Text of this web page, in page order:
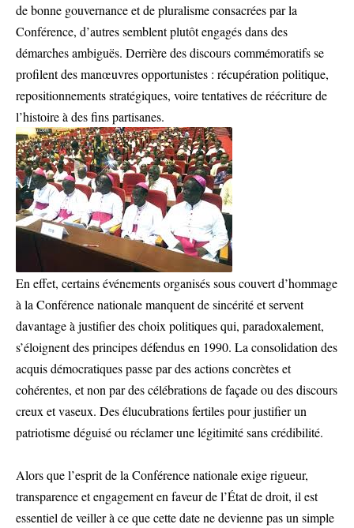
de bonne gouvernance et de pluralisme consacrées par la
Conférence, d’autres semblent plutôt engagés dans des
démarches ambiguës. Derrière des discours commémoratifs se
profilent des manœuvres opportunistes : récupération politique,
repositionnements stratégiques, voire tentatives de réécriture de
l’histoire à des fins partisanes.
En effet, certains événements organisés sous couvert d’hommage
à la Conférence nationale manquent de sincérité et servent
davantage à justifier des choix politiques qui, paradoxalement,
s’éloignent des principes défendus en 1990. La consolidation des
acquis démocratiques passe par des actions concrètes et
cohérentes, et non par des célébrations de façade ou des discours
creux et vaseux. Des élucubrations fertiles pour justifier un
patriotisme déguisé ou réclamer une légitimité sans crédibilité.
Alors que l’esprit de la Conférence nationale exige rigueur,
transparence et engagement en faveur de l’État de droit, il est
essentiel de veiller à ce que cette date ne devienne pas un simple